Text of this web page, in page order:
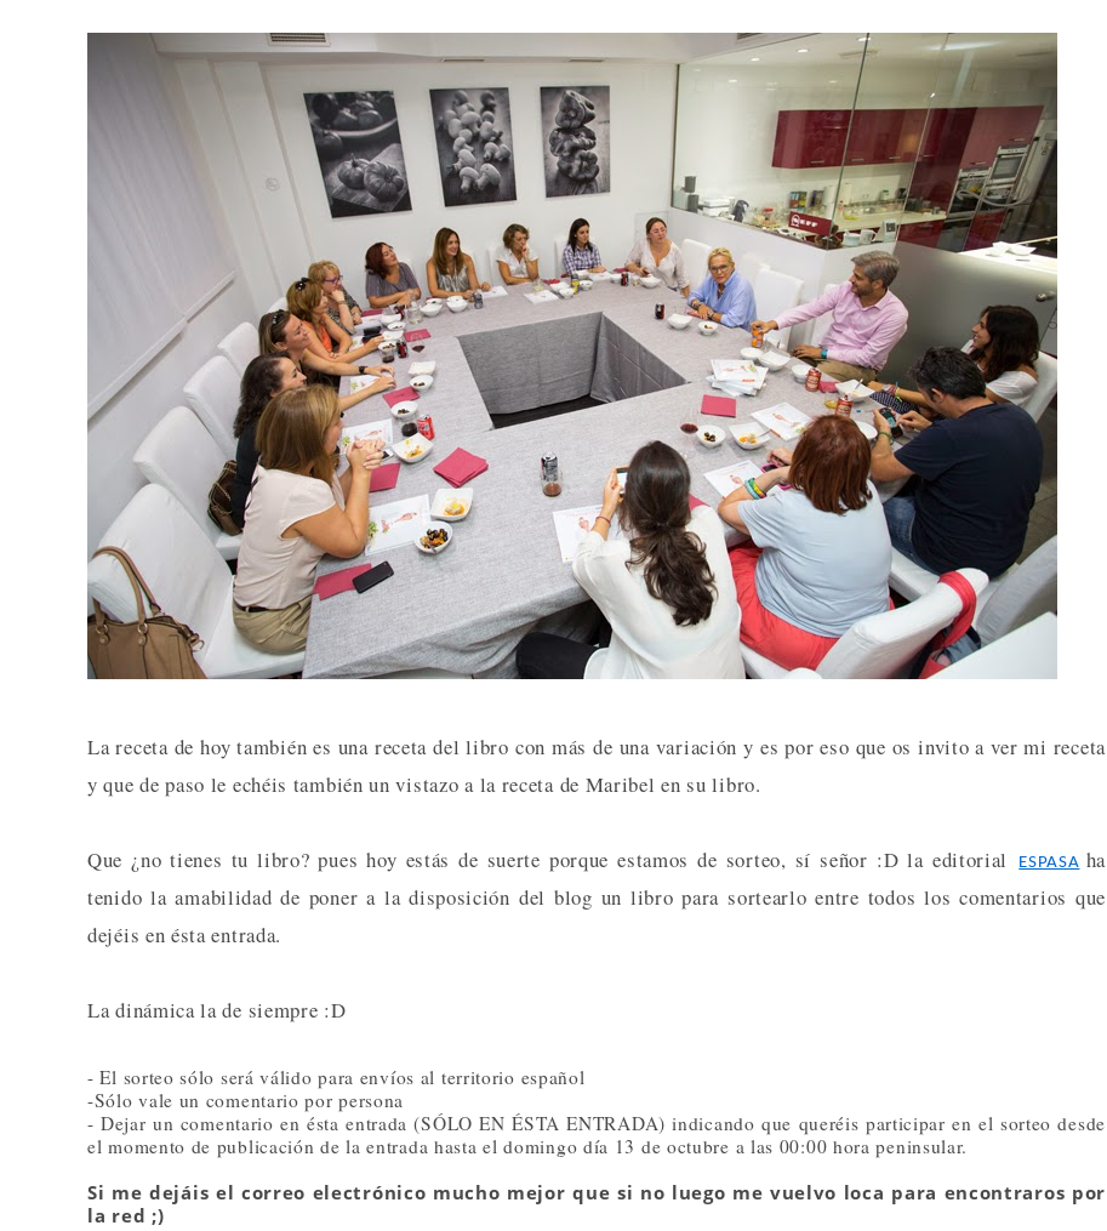
La receta de hoy también es una receta del libro con más de una variación y es por eso que os invito a ver mi receta
y que de paso le echéis también un vistazo a la receta de Maribel en su libro.
Que ¿no tienes tu libro? pues hoy estás de suerte porque estamos de sorteo, sí señor :D la editorial ESPASA ha
tenido la amabilidad de poner a la disposición del blog un libro para sortearlo entre todos los comentarios que
dejéis en ésta entrada.
La dinámica la de siempre :D
- El sorteo sólo será válido para envíos al territorio español
-Sólo vale un comentario por persona
- Dejar un comentario en ésta entrada (SÓLO EN ÉSTA ENTRADA) indicando que queréis participar en el sorteo desde
el momento de publicación de la entrada hasta el domingo día 13 de octubre a las 00:00 hora peninsular.
Si me dejáis el correo electrónico mucho mejor que si no luego me vuelvo loca para encontraros por
la red ;)